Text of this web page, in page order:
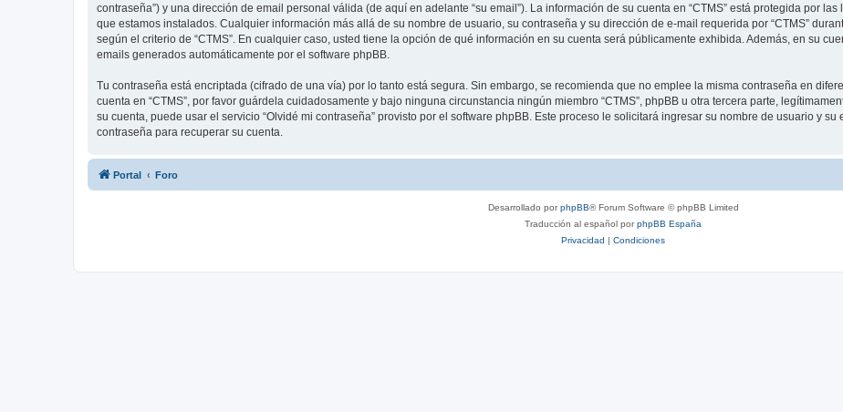
contraseña”) y una dirección de email personal válida (de aquí en adelante “su email”). La información de su cuenta en “CTMS” está protegida por
que estamos instalados. Cualquier información más allá de su nombre de usuario, su contraseña y su dirección de e-mail requerida por “CTMS”
según el criterio de “CTMS”. En cualquier caso, usted tiene la opción de qué información en su cuenta será públicamente exhibida. Además, en su
emails generados automáticamente por el software phpBB.
Tu contraseña está encriptada (cifrado de una vía) por lo tanto está segura. Sin embargo, se recomienda que no emplee la misma contraseña en
cuenta en “CTMS”, por favor guárdela cuidadosamente y bajo ninguna circunstancia ningún miembro “CTMS”, phpBB u otra tercera parte,
su cuenta, puede usar el servicio “Olvidé mi contraseña” provisto por el software phpBB. Este proceso le solicitará ingresar su nombre de usuario y
contraseña para recuperar su cuenta.
Portal Foro
Desarrollado porphpBB® Forum Software © phpBB Limited
Traducción al español porphpBB España
Privacidad | Condiciones